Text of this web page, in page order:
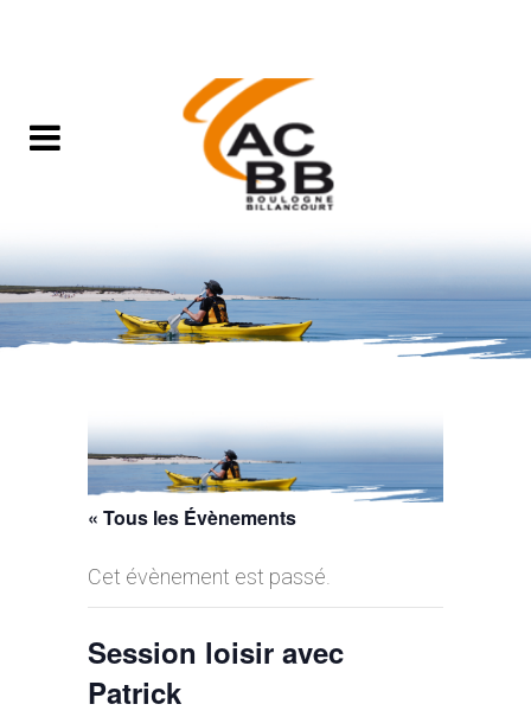
« Tous les Évènements
Cet évènement est passé.
Session loisir avec
Patrick